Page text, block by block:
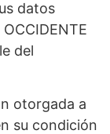
datos
del
otorgada a
su condición